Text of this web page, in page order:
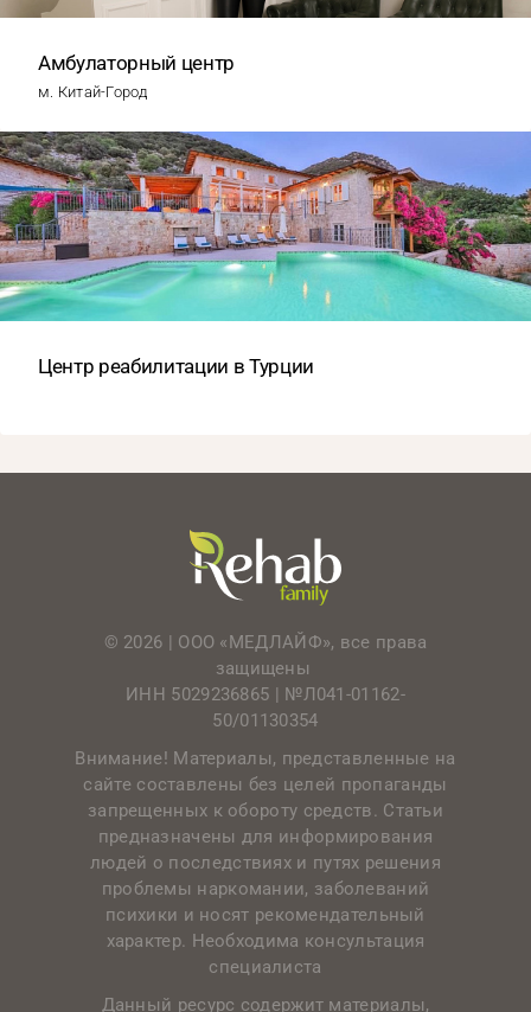
Амбулаторный центр
м. Китай-Город
Центр реабилитации в Турции
© 2026 | ООО «МЕДЛАЙФ», все права
защищены
ИНН 5029236865 | №Л041-01162-
50/01130354
Внимание! Материалы, представленные на
сайте составлены без целей пропаганды
запрещенных к обороту средств. Статьи
предназначены для информирования
людей о последствиях и путях решения
проблемы наркомании, заболеваний
психики и носят рекомендательный
характер. Необходима консультация
специалиста
Данный ресурс содержит материалы,